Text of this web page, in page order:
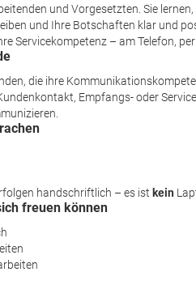
und Vorgesetzten. Sie
und Ihre Botschaften klar und
Servicekompetenz – am Telefon,
die ihre
Empfangs- oder
handschriftlich – es ist kein
freuen können